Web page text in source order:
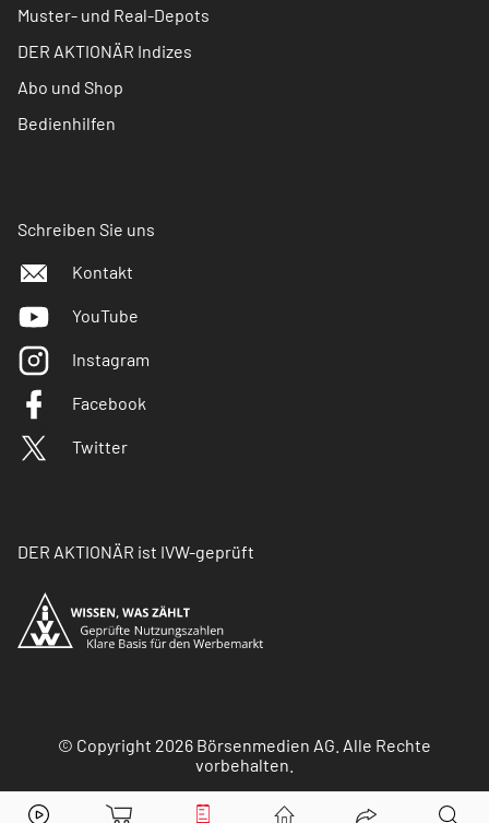
Muster- und Real-Depots
DER AKTIONÄR Indizes
Abo und Shop
Bedienhilfen
Schreiben Sie uns
Kontakt
YouTube
Instagram
Facebook
Twitter
DER AKTIONÄR ist IVW-geprüft
© Copyright 2026 Börsenmedien AG. Alle Rechte
vorbehalten.